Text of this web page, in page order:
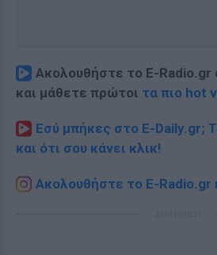
Ακολουθήστε το E-Radio.gr
και μάθετε πρώτοι τα πιο hot
Εσύ μπήκες στο E-Daily.gr;
και ότι σου κάνει κλικ!
Ακολουθήστε το E-Radio.gr